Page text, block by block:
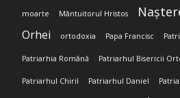
moarte Mântuitorul Hristos
Orhei ortodoxia Papa Francisc
Patriarhia Română Patriarhul Bisericii
Patriarhul Chiril Patriarhul Daniel